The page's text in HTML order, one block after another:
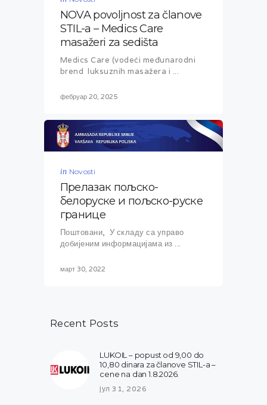
NOVA povoljnost za članove
STIL-a – Medics Care
masažeri za sedišta
Medics Care (vodeći međunarodni
brend luksuznih masažera i ...
фебруар 20, 2025
in Novosti
Прелазак пољско-
белоруске и пољско-руске
границе
Поштовани, У складу са управо
добијеним информацијама из ...
март 30, 2022
Recent Posts
LUKOIL – popust od 9,00 do
10,80 dinara za članove STIL-a –
cene na dan 1.8.2026.
јул 31, 2026